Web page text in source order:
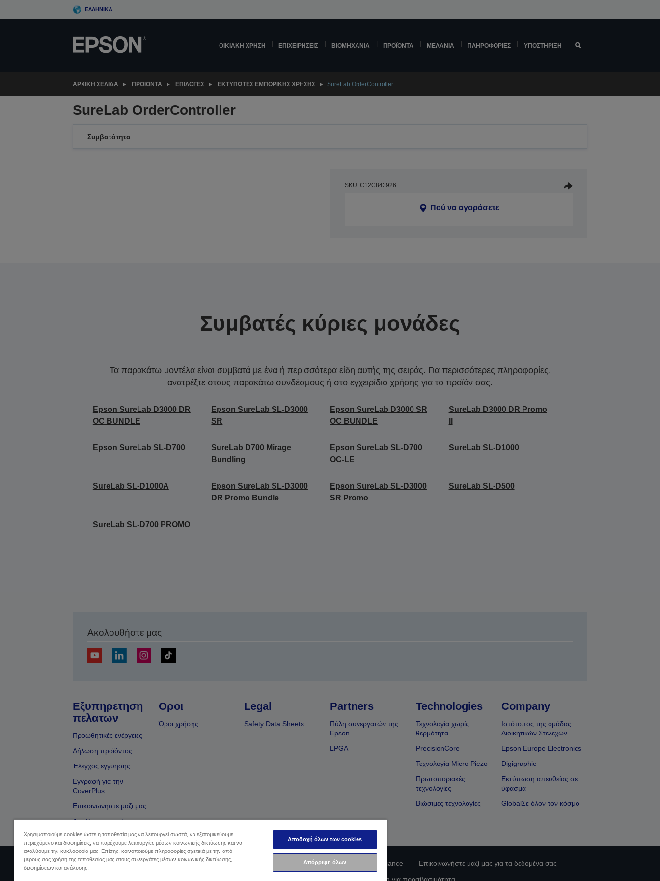
to
ΕΛΛΗΝΙΚΆ
ΟΙΚΙΑΚΉ ΧΡΉΣΗ ΕΠΙΧΕΙΡΉΣΕΙΣ ΒΙΟΜΗΧΑΝΊΑ ΠΡΟΪΌΝΤΑ ΜΕΛΆΝΙΑ ΠΛΗΡΟΦΟΡΊΕΣ ΥΠΟΣΤΉΡΙΞΗ
ΑΡΧΙΚΗ ΣΕΛΙΔΑ ΠΡΟΪΌΝΤΑ ΕΠΙΛΟΓΈΣ ΕΚΤΥΠΩΤΈΣ ΕΜΠΟΡΙΚΉΣ ΧΡΉΣΗΣ SureLab OrderController
SureLab OrderController
Συμβατότητα
SKU: C12C843926
Πού να αγοράσετε
Συμβατές κύριες μονάδες
Τα παρακάτω μοντέλα είναι συμβατά με ένα ή περισσότερα είδη αυτής της σειράς. Για περισσότερες πληροφορίες,
ανατρέξτε στους παρακάτω συνδέσμους ή στο εγχειρίδιο χρήσης για το προϊόν σας.
Epson SureLab D3000 DR
OC BUNDLE
Epson SureLab SL-D3000
SR
Epson SureLab D3000 SR
OC BUNDLE
SureLab D3000 DR Promo
Epson SureLab SL-D700
SureLab D700 Mirage
Bundling
Epson SureLab SL-D700
OC-LE
SureLab SL-D1000
SureLab SL-D1000A
Epson SureLab SL-D3000
DR Promo Bundle
Epson SureLab SL-D3000
SR Promo
SureLab SL-D500
SureLab SL-D700 PROMO
Ακολουθήστε μας
Εξυπηρετηση
πελατων
Προωθητικές ενέργειες
Δήλωση προϊόντος
Έλεγχος εγγύησης
Εγγραφή για την
CoverPlus
Επικοινωνηστε μαζι μας
Αναζήτηση εμπόρου
Οροι
Όροι χρήσης
Legal
Safety Data Sheets
Partners
Πύλη συνεργατών της
Epson
LPGA
Technologies
Τεχνολογία χωρίς
θερμότητα
PrecisionCore
Τεχνολογία Micro Piezo
Πρωτοποριακές
τεχνολογίες
Βιώσιμες τεχνολογίες
Company
Ιστότοπος της ομάδας
Διοικητικών Στελεχών
Epson Europe Electronics
Digigraphie
Εκτύπωση απευθείας σε
ύφασμα
GlobalΣε όλον τον κόσμο
Sellers Identification Δήλωση Πληροφοριών Ιδιωτικού Απορρήτου EU Data Act Compliance
Επικοινωνήστε μαζί μας για τα δεδομένα σας
Δέσμευση της Epson για προσβασιμότητα
Χρησιμοποιούμε cookies ώστε η τοποθεσία μας να λειτουργεί σωστά, να εξατομικεύουμε
περιεχόμενο και διαφημίσεις, να παρέχουμε λειτουργίες μέσων κοινωνικής δικτύωσης και να
αναλύουμε την κυκλοφορία μας. Επίσης, κοινοποιούμε πληροφορίες σχετικά με την από
μέρους σας χρήση της τοποθεσίας μας στους συνεργάτες μέσων κοινωνικής δικτύωσης,
διαφημίσεων και ανάλυσης.
Αποδοχή όλων των cookies
Απόρριψη όλων